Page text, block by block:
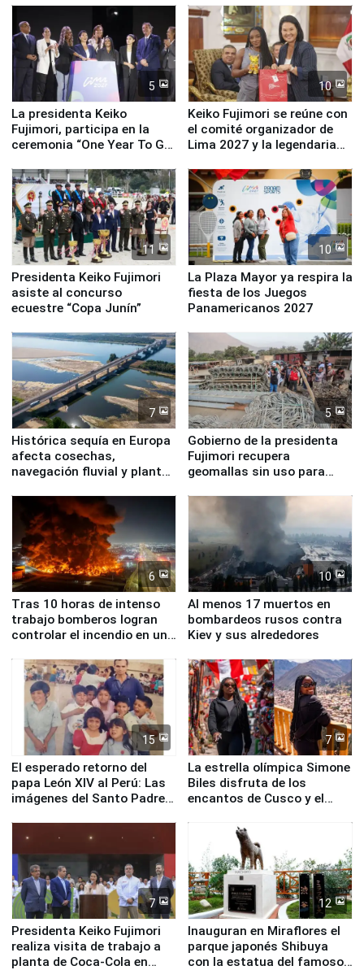
5
La presidenta Keiko
Fujimori, participa en la
ceremonia “One Year To Go
10
Keiko Fujimori se reúne con
el comité organizador de
Lima 2027 y la legendaria
11
Presidenta Keiko Fujimori
asiste al concurso
ecuestre “Copa Junín”
10
La Plaza Mayor ya respira la
fiesta de los Juegos
Panamericanos 2027
7
Histórica sequía en Europa
afecta cosechas,
navegación fluvial y plantas
5
Gobierno de la presidenta
Fujimori recupera
geomallas sin uso para
Fenómeno El Niño
6
Tras 10 horas de intenso
trabajo bomberos logran
controlar el incendio en una
de Chile
10
Al menos 17 muertos en
bombardeos rusos contra
Kiev y sus alrededores
15
El esperado retorno del
papa León XIV al Perú: Las
imágenes del Santo Padre
7
La estrella olímpica Simone
Biles disfruta de los
encantos de Cusco y el
7
Presidenta Keiko Fujimori
realiza visita de trabajo a
planta de Coca-Cola en
12
Inauguran en Miraflores el
parque japonés Shibuya
con la estatua del famoso